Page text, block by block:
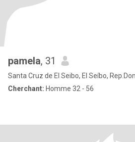
pamela, 31
Santa Cruz de El Seibo, El Seíbo,
Cherchant: Homme 32 - 56